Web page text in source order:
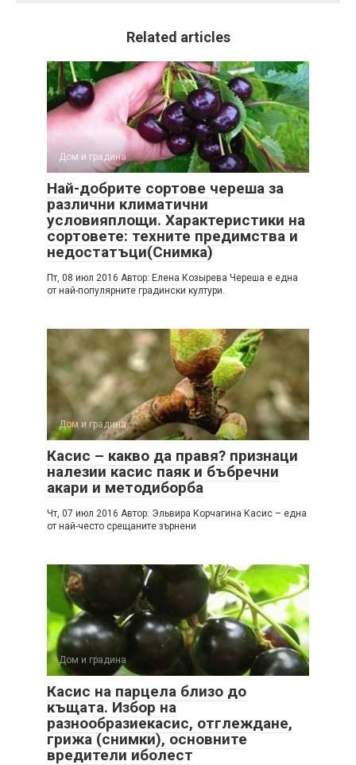
Related articles
Дом и градина
Най-добрите сортове череша за
различни климатични
условияплощи. Характеристики на
сортовете: техните предимства и
недостатъци(Снимка)
Пт, 08 июл 2016 Автор: Елена Козырева Череша е една
от най-популярните градински култури.
Дом и градина
Касис – какво да правя? признаци
налезии касис паяк и бъбречни
акари и методиборба
Чт, 07 июл 2016 Автор: Эльвира Корчагина Касис – една
от най-често срещаните зърнени
Дом и градина
Касис на парцела близо до
къщата. Избор на
разнообразиекасис, отглеждане,
грижа (снимки), основните
вредители иболест